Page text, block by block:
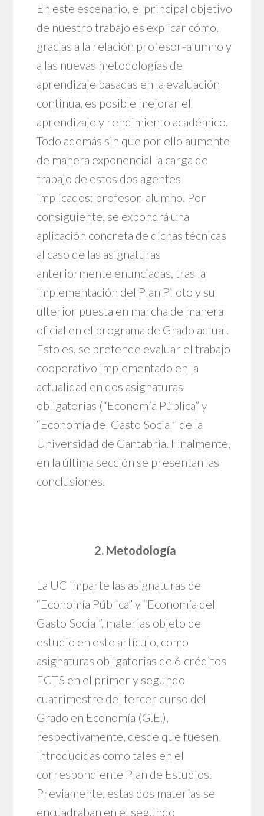
En este escenario, el principal objetivo
de nuestro trabajo es explicar cómo,
gracias a la relación profesor-alumno y
a las nuevas metodologías de
aprendizaje basadas en la evaluación
continua, es posible mejorar el
aprendizaje y rendimiento académico.
Todo además sin que por ello aumente
de manera exponencial la carga de
trabajo de estos dos agentes
implicados: profesor-alumno. Por
consiguiente, se expondrá una
aplicación concreta de dichas técnicas
al caso de las asignaturas
anteriormente enunciadas, tras la
implementación del Plan Piloto y su
ulterior puesta en marcha de manera
oficial en el programa de Grado actual.
Esto es, se pretende evaluar el trabajo
cooperativo implementado en la
actualidad en dos asignaturas
obligatorias (“Economía Pública” y
“Economía del Gasto Social” de la
Universidad de Cantabria. Finalmente,
en la última sección se presentan las
conclusiones.
2. Metodología
La UC imparte las asignaturas de
“Economía Pública” y “Economía del
Gasto Social”, materias objeto de
estudio en este artículo, como
asignaturas obligatorias de 6 créditos
ECTS en el primer y segundo
cuatrimestre del tercer curso del
Grado en Economía (G.E.),
respectivamente, desde que fuesen
introducidas como tales en el
correspondiente Plan de Estudios.
Previamente, estas dos materias se
encuadraban en el segundo